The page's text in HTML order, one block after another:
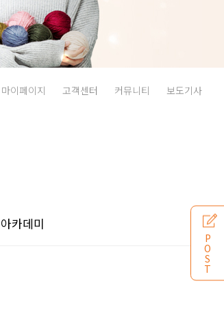
마이페이지 고객센터 커뮤니티 보도기사
아카데미
P
O
S
T